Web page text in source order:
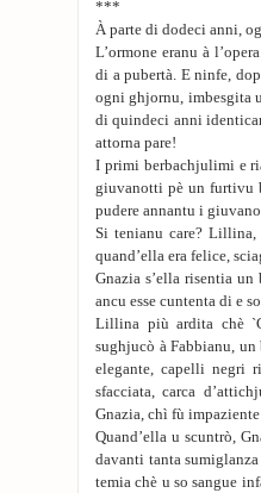
***
À parte di dodeci anni,
L’ormone eranu à
di a pubertà. E ninfe,
ogni ghjornu, imbesgita
di quindeci anni
attorna pare!
I primi berbachjulimi e
giuvanotti pè un furtivu
pudere annantu i
Si tenianu care?
quand’ella era felice,
Gnazia s’ella risentia
ancu esse cuntenta di e
Lillina più ardita chè
sughjucò à Fabbianu,
elegante, capelli negri
sfacciata, carca
Gnazia, chì fù
Quand’ella u scuntrò,
davanti tanta
temia chè u so sangue